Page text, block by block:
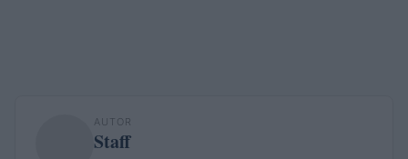
AUTOR
Staff